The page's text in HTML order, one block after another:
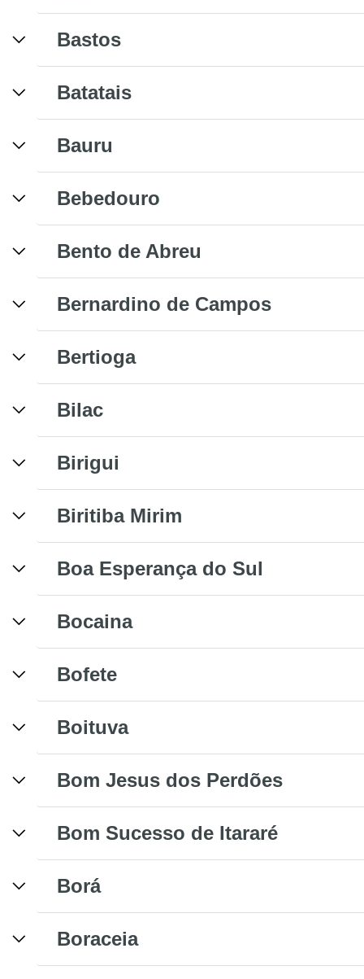
Bastos
Batatais
Bauru
Bebedouro
Bento de Abreu
Bernardino de Campos
Bertioga
Bilac
Birigui
Biritiba Mirim
Boa Esperança do Sul
Bocaina
Bofete
Boituva
Bom Jesus dos Perdões
Bom Sucesso de Itararé
Borá
Boraceia